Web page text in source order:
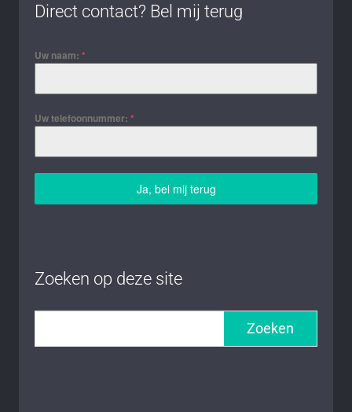
Direct contact? Bel mij terug
Uw naam: *
Uw telefoonnummer: *
Ja, bel mij terug
Zoeken op deze site
Zoeken